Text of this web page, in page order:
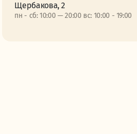
Щербакова, 2
пн - сб: 10:00 — 20:00 вс: 10:00 - 19:00